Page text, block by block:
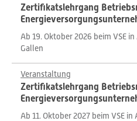
Zertifikatslehrgang
Ab 19. Oktober 2026 beim VSE
Gallen
Veranstaltung
Zertifikatslehrgang
Ab 11. Oktober 2027 beim VSE in